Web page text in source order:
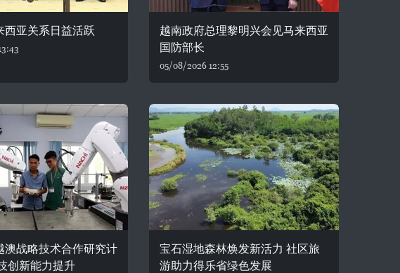
西亚关系日益活跃
越南政府总理黎明兴会见马来西亚
国防部长
05/08/2026 12:55
澳战略技术合作研究计
创新能力提升
宝石湿地森林焕发新活力 社区旅
游助力得乐省绿色发展